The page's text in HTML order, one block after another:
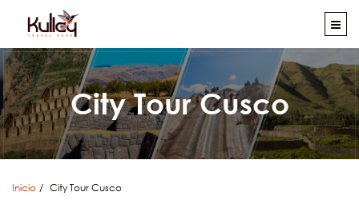
City Tour Cusco
Inicio City Tour Cusco